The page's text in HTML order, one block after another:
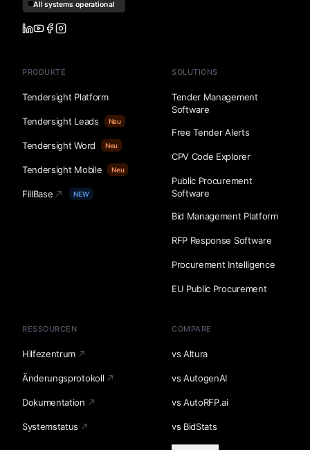
PRODUKTE
Tendersight Platform
Tendersight Leads Neu
Tendersight Word Neu
Tendersight Mobile Neu
FillBase NEW
SOLUTIONS
Tender Management
Software
Free Tender Alerts
CPV Code Explorer
Public Procurement
Software
Bid Management Platform
RFP Response Software
Procurement Intelligence
EU Public Procurement
RESSOURCEN
Hilfezentrum
Änderungsprotokoll
Dokumentation
Systemstatus
COMPARE
vs Altura
vs AutogenAI
vs AutoRFP.ai
vs BidStats